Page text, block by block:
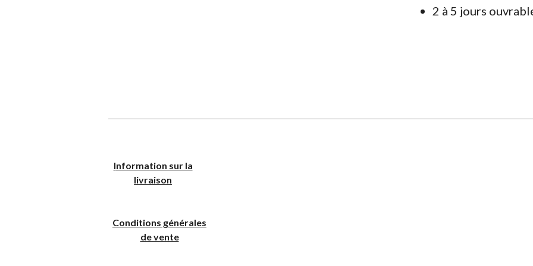
2 à 5 jours
Information sur la
livraison
Conditions générales
de vente